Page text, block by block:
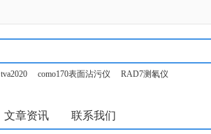
tva2020 como170表面沾污仪
RAD7测氡仪
文章资讯 联系我们